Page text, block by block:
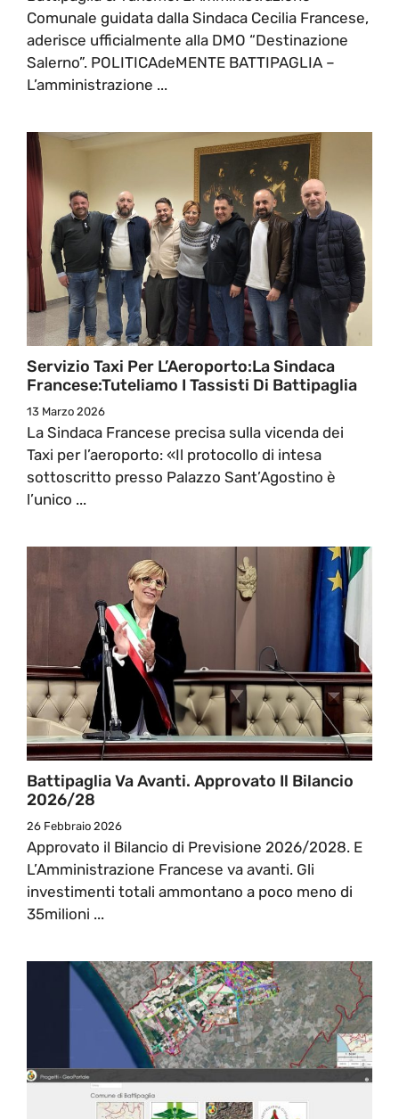
Comunale guidata dalla Sindaca Cecilia Francese,
aderisce ufficialmente alla DMO “Destinazione
Salerno”. POLITICAdeMENTE BATTIPAGLIA –
L’amministrazione ...
Servizio Taxi Per L’Aeroporto:La Sindaca
Francese:Tuteliamo I Tassisti Di Battipaglia
13 Marzo 2026
La Sindaca Francese precisa sulla vicenda dei
Taxi per l’aeroporto: «Il protocollo di intesa
sottoscritto presso Palazzo Sant’Agostino è
l’unico ...
Battipaglia Va Avanti. Approvato Il Bilancio
2026/28
26 Febbraio 2026
Approvato il Bilancio di Previsione 2026/2028. E
L’Amministrazione Francese va avanti. Gli
investimenti totali ammontano a poco meno di
35milioni ...